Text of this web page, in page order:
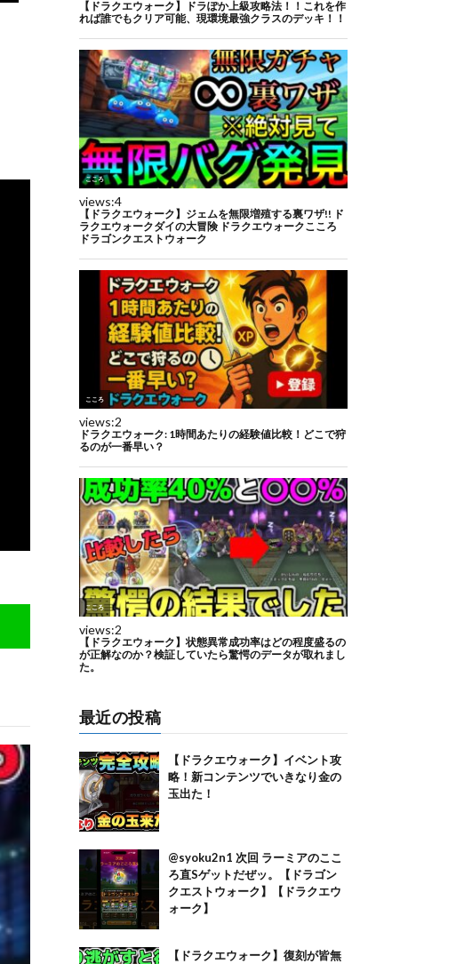
最近の投稿
【ドラクエウォーク】イベント攻
略！新コンテンツでいきなり金の
玉出た！
@syoku2n1 次回 ラーミアのここ
ろ直Sゲットだぜッ。【ドラゴン
クエストウォーク】【ドラクエウ
ォーク】
【ドラクエウォーク】復刻が皆無